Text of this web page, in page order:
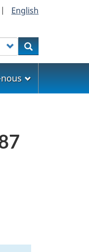
| English
searchRechercher